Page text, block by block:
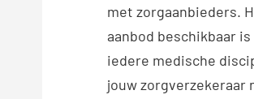
met zorgaanbieders.
aanbod beschikbaar
iedere medische
jouw